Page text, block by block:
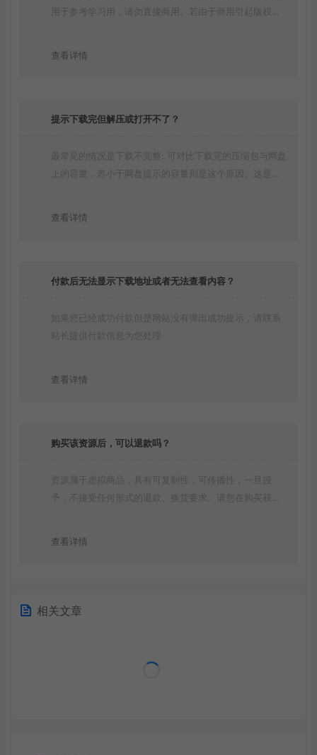
用于参考学习用，请勿直接商用。若由于商用引起版权纠
查看详情
提示下载完但解压或打开不了？
最常见的情况是下载不完整: 可对比下载完的压缩包与网盘
上的容量，若小于网盘提示的容量则是这个原因。这是浏
查看详情
付款后无法显示下载地址或者无法查看内容？
如果您已经成功付款但是网站没有弹出成功提示，请联系
站长提供付款信息为您处理
查看详情
购买该资源后，可以退款吗？
资源属于虚拟商品，具有可复制性，可传播性，一旦授
予，不接受任何形式的退款、换货要求。请您在购买获取
查看详情
相关文章